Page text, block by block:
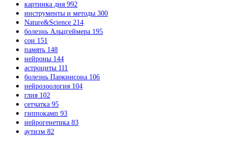
картинка дня 992
инструменты и методы 300
Nature&Science 214
болезнь Альцгеймера 195
сон 151
память 148
нейроны 144
астроциты 111
болезнь Паркинсона 106
нейрозоология 104
глия 102
сетчатка 95
гиппокамп 93
нейрогенетика 83
аутизм 82